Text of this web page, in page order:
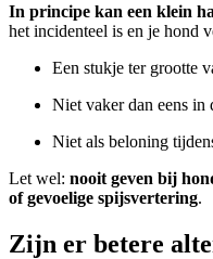
In principe kan een klein
het incidenteel is en je hond
Een stukje ter grootte
Niet vaker dan eens in
Niet als beloning
Let wel: nooit geven bij
of gevoelige spijsvertering.
Zijn er betere